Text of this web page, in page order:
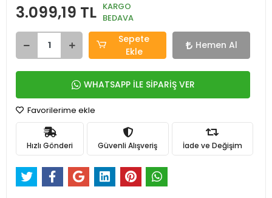
3.099,19 TL KARGO
BEDAVA
Sepete
Ekle
Hemen Al
WHATSAPP İLE SİPARİŞ VER
Favorilerime ekle
Hızlı Gönderi Güvenli Alışveriş İade ve Değişim